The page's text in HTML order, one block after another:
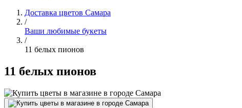
Доставка цветов Самара
/
Ваши любимые букеты
/
11 белых пионов
11 белых пионов